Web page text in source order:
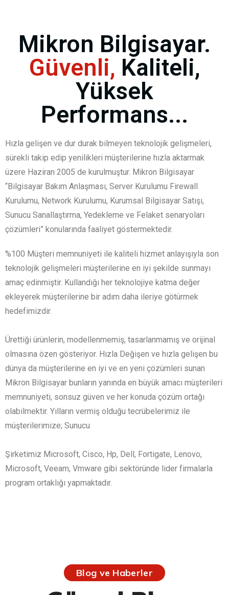
Mikron Bilgisayar.
Güvenli, Kaliteli,
Yüksek
Performans...
Hızla gelişen ve dur durak bilmeyen teknolojik gelişmeleri,
sürekli takip edip yenilikleri müşterilerine hızla aktarmak
üzere Haziran 2005 de kurulmuştur. Mikron Bilgisayar
“Bilgisayar Bakım Anlaşması, Server Kurulumu Firewall
Kurulumu, Network Kurulumu, Kurumsal Bilgisayar Satışı,
Sunucu Sanallaştırma, Yedekleme ve Felaket senaryoları
çözümleri” konularında faaliyet göstermektedir.
%100 Müşteri memnuniyeti ile kaliteli hizmet anlayışıyla son
teknolojik gelişmeleri müşterilerine en iyi şekilde sunmayı
amaç edinmiştir. Kullandığı her teknolojiye katma değer
ekleyerek müşterilerine bir adım daha ileriye götürmek
hedefimizdir.
Ürettiği ürünlerin, modellenmemiş, tasarlanmamış ve orijinal
olmasına özen gösteriyor. Hızla Değişen ve hızla gelişen bu
dünya da müşterilerine en iyi ve en yeni çözümleri sunan
Mikron Bilgisayar bunların yanında en büyük amacı müşterileri
memnuniyeti, sonsuz güven ve her konuda çözüm ortağı
olabilmektir. Yılların vermiş olduğu tecrübelerimiz ile
müşterilerimize; Sunucu
Şirketimiz Microsoft, Cisco, Hp, Dell, Fortigate, Lenovo,
Microsoft, Veeam, Vmware gibi sektöründe lider firmalarla
program ortaklığı yapmaktadır.
Blog ve Haberler